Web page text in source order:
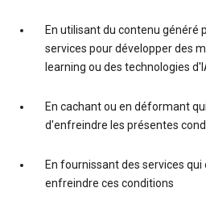
En utilisant du contenu généré
services pour développer des
learning ou des technologies
En cachant ou en déformant
d'enfreindre les présentes
En fournissant des services
enfreindre ces conditions